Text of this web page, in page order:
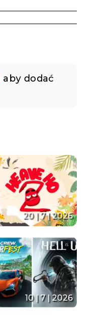
aby dodać
20 | 7 | 2026
10 | 7 | 2026